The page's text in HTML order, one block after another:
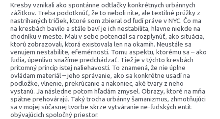
Kresby vznikali ako spontánne odtlačky konkrétnych urbánnych
zážitkov. Treba podotknúť, že to neboli nite, ale textilné prúžky z
nastrihaných tričiek, ktoré som zbieral od ľudí práve v NYC. Čo ma
na kresbách bavilo a stále baví je ich nestabilita, hlavne niekde na
chodníku v meste. Mali v sebe potenciál sa rozplynúť, ako situácia,
ktorú zobrazovali, ktorá existovala len na okamih. Neustále sa
venujem nestabilite, efemérnosti. Tomu aspektu, ktorému sa – ako
ľudia, úpenlivo snažíme predchádzať. Tiež je v týchto kresbách
prítomný princíp istej naliehavosti. To znamená, že nie úplne
ovládam materiál – jeho správanie, ako sa konkrétne usadí na
podložke, vlnenie, prekrúcanie a nakoniec, aké tvary z neho
vystanú. Ja následne potom hľadám zmysel. Obrazy, ktoré na mňa
spätne prehovárajú. Taký trocha urbánny šamanizmus, zhmotňujúci
sa v mojej súčasnej tvorbe skrze vytváranie ne-ľudských entít
obývajúcich spoločný priestor.